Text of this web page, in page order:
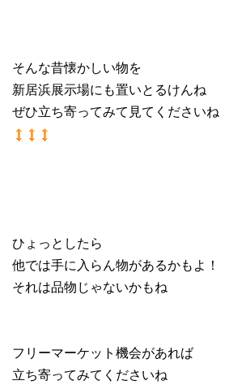
そんな昔懐かしい物を
新居浜展示場にも置いとるけんね
ぜひ立ち寄ってみて見てくださいね
ひょっとしたら
他では手に入らん物があるかもよ！
それは品物じゃないかもね
フリーマーケット機会があれば
立ち寄ってみてくださいね